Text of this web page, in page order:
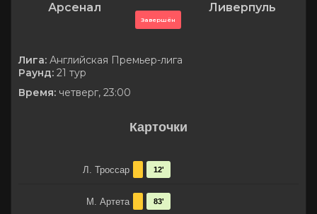
Арсенал
Завершён
Ливерпуль
Лига: Английская Премьер-лига
Раунд: 21 тур
Время: четверг, 23:00
Карточки
Л. Троссар 12'
М. Артета 83'